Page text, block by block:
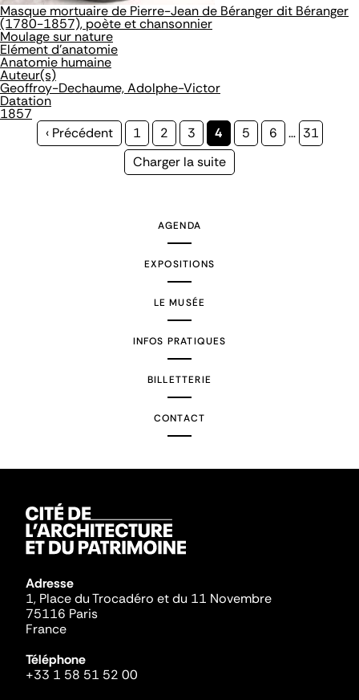
Masque mortuaire de Pierre-Jean de Béranger dit Béranger
(1780-1857), poète et chansonnier
Moulage sur nature
Elément d'anatomie
Anatomie humaine
Auteur(s)
Geoffroy-Dechaume, Adolphe-Victor
Datation
1857
Page
‹ Précédent Page
1 Page
2 Page
3
Page
courante
4 Page
5 Page
6 … Page
31
Page
Charger la suite
AGENDA
EXPOSITIONS
LE MUSÉE
INFOS PRATIQUES
BILLETTERIE
CONTACT
Adresse
1, Place du Trocadéro et du 11 Novembre
75116 Paris
France
Téléphone
+33 1 58 51 52 00